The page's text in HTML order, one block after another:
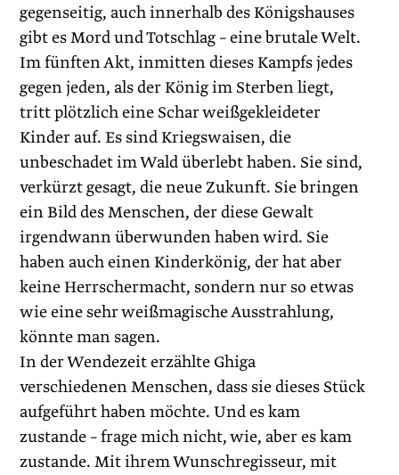
gegenseitig, auch innerhalb des Königshauses
gibt es Mord und Totschlag – eine brutale Welt.
Im fünften Akt, inmitten dieses Kampfs jedes
gegen jeden, als der König im Sterben liegt,
tritt plötzlich eine Schar weißgekleideter
Kinder auf. Es sind Kriegswaisen, die
unbeschadet im Wald überlebt haben. Sie sind,
verkürzt gesagt, die neue Zukunft. Sie bringen
ein Bild des Menschen, der diese Gewalt
irgendwann überwunden haben wird. Sie
haben auch einen Kinderkönig, der hat aber
keine Herrschermacht, sondern nur so etwas
wie eine sehr weißmagische Ausstrahlung,
könnte man sagen.
In der Wendezeit erzählte Ghiga
verschiedenen Menschen, dass sie dieses Stück
aufgeführt haben möchte. Und es kam
zustande – frage mich nicht, wie, aber es kam
zustande. Mit ihrem Wunsch­regisseur, mit